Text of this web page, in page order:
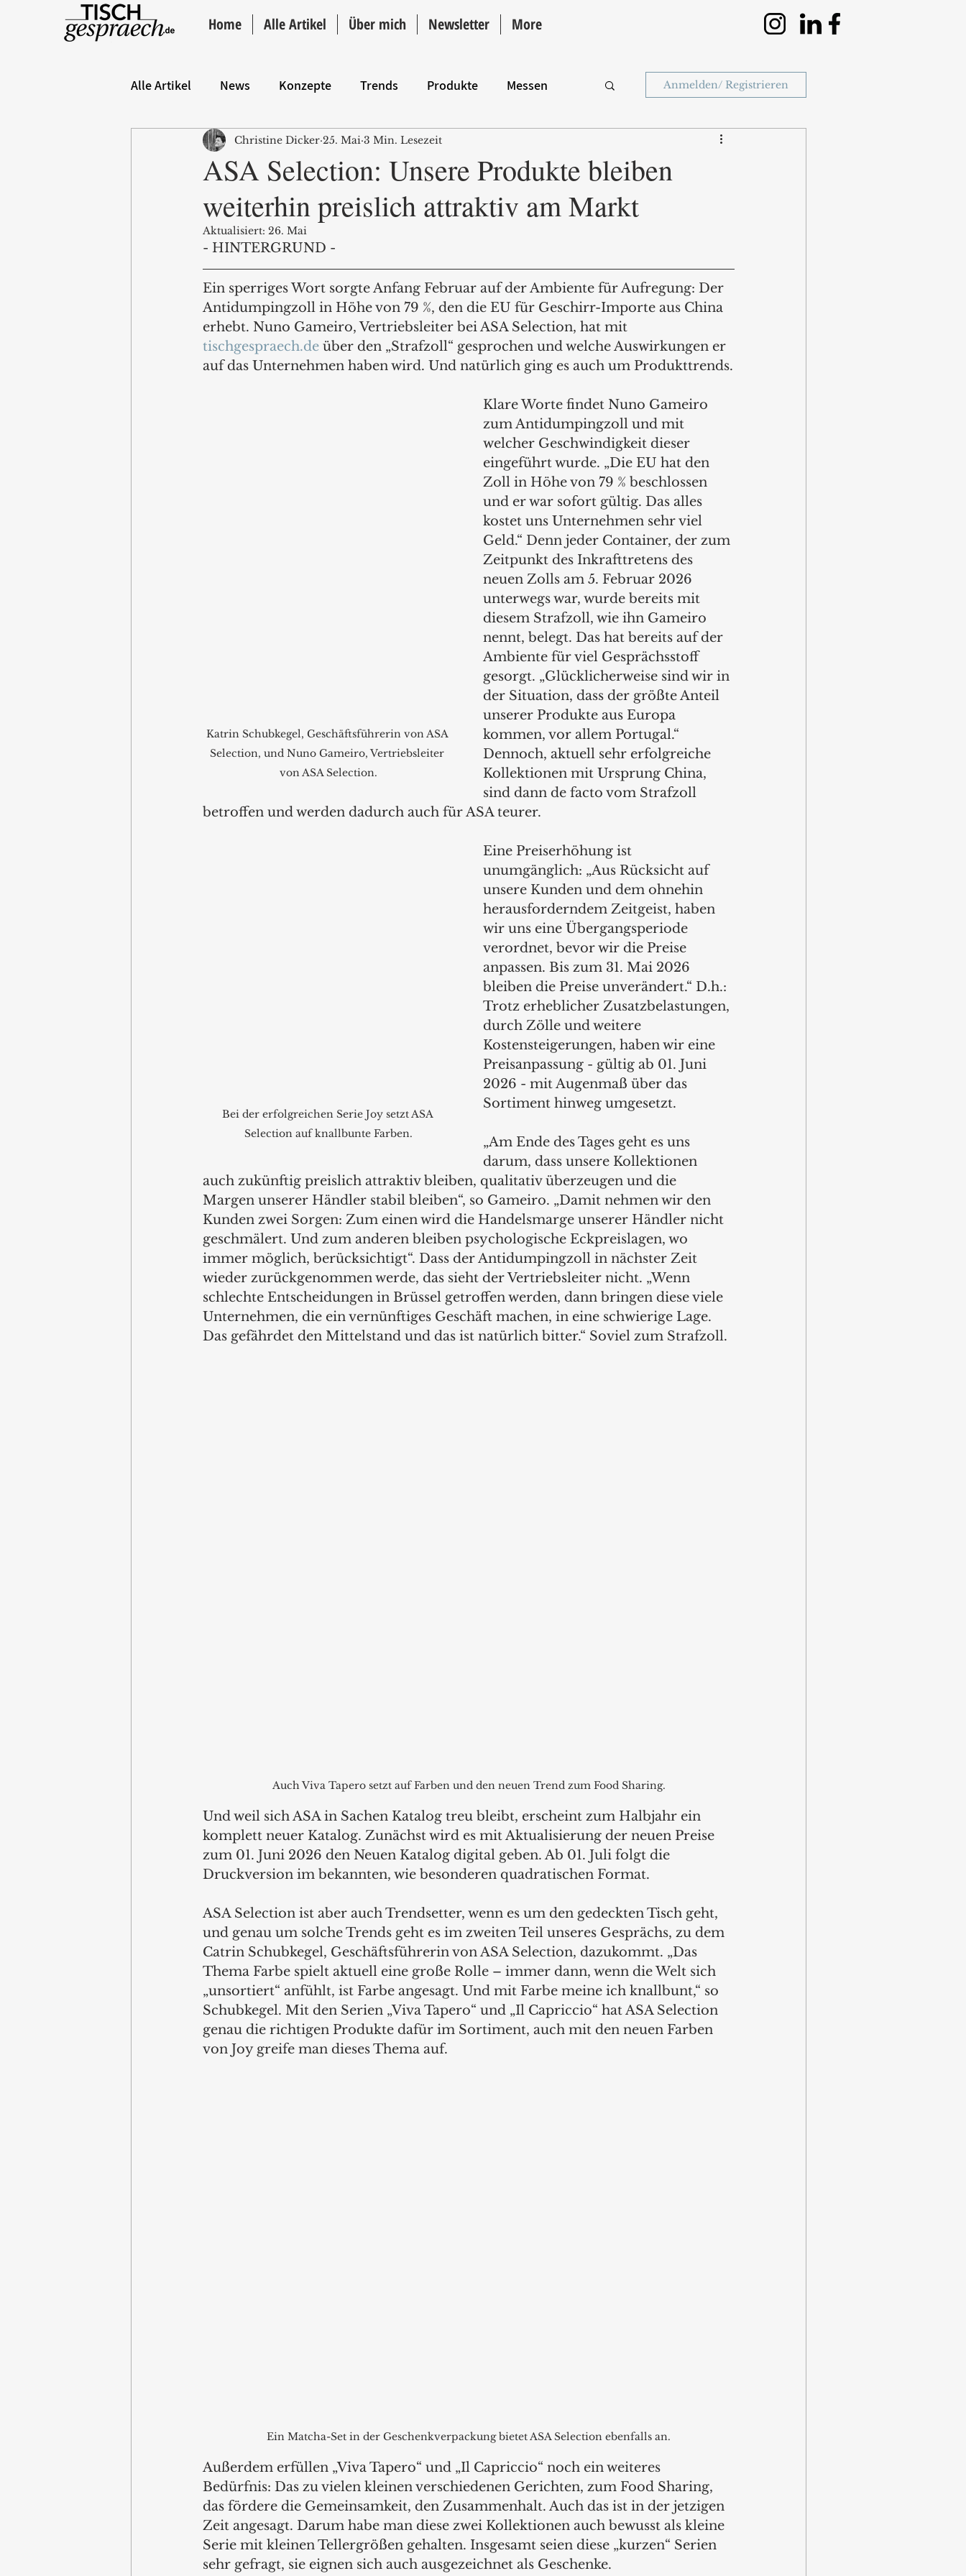
Home Alle Artikel Über mich Newsletter More
Alle Artikel News Konzepte Trends Produkte Messen
Hintergrund ANZEIGE Intro
Anmelden/ Registrieren
ASA Selection: Unsere Produkte bleiben
weiterhin preislich attraktiv am Markt
Christine Dicker 25. Mai 3 Min. Lesezeit
Aktualisiert: 26. Mai
- HINTERGRUND -
Ein sperriges Wort sorgte Anfang Februar auf der Ambiente für Aufregung: Der
Antidumpingzoll in Höhe von 79 %, den die EU für Geschirr-Importe aus China
erhebt. Nuno Gameiro, Vertriebsleiter bei ASA Selection, hat mit
tischgespraech.de über den „Strafzoll“ gesprochen und welche Auswirkungen er
auf das Unternehmen haben wird. Und natürlich ging es auch um Produkttrends.
Katrin Schubkegel, Geschäftsführerin von ASA
Selection, und Nuno Gameiro, Vertriebsleiter
von ASA Selection.
Klare Worte findet Nuno Gameiro
zum Antidumpingzoll und mit
welcher Geschwindigkeit dieser
eingeführt wurde. „Die EU hat den
Zoll in Höhe von 79 % beschlossen
und er war sofort gültig. Das alles
kostet uns Unternehmen sehr viel
Geld.“ Denn jeder Container, der zum
Zeitpunkt des Inkrafttretens des
neuen Zolls am 5. Februar 2026
unterwegs war, wurde bereits mit
diesem Strafzoll, wie ihn Gameiro
nennt, belegt. Das hat bereits auf der
Ambiente für viel Gesprächsstoff
gesorgt. „Glücklicherweise sind wir in
der Situation, dass der größte Anteil
unserer Produkte aus Europa
kommen, vor allem Portugal.“
Dennoch, aktuell sehr erfolgreiche
Kollektionen mit Ursprung China,
sind dann de facto vom Strafzoll
betroffen und werden dadurch auch für ASA teurer.
Bei der erfolgreichen Serie Joy setzt ASA
Selection auf knallbunte Farben.
Eine Preiserhöhung ist
unumgänglich: „Aus Rücksicht auf
unsere Kunden und dem ohnehin
herausforderndem Zeitgeist, haben
wir uns eine Übergangsperiode
verordnet, bevor wir die Preise
anpassen. Bis zum 31. Mai 2026
bleiben die Preise unverändert.“ D.h.:
Trotz erheblicher Zusatzbelastungen,
durch Zölle und weitere
Kostensteigerungen, haben wir eine
Preisanpassung - gültig ab 01. Juni
2026 - mit Augenmaß über das
Sortiment hinweg umgesetzt.
„Am Ende des Tages geht es uns
darum, dass unsere Kollektionen
auch zukünftig preislich attraktiv bleiben, qualitativ überzeugen und die
Margen unserer Händler stabil bleiben“, so Gameiro. „Damit nehmen wir den
Kunden zwei Sorgen: Zum einen wird die Handelsmarge unserer Händler nicht
geschmälert. Und zum anderen bleiben psychologische Eckpreislagen, wo
immer möglich, berücksichtigt“. Dass der Antidumpingzoll in nächster Zeit
wieder zurückgenommen werde, das sieht der Vertriebsleiter nicht. „Wenn
schlechte Entscheidungen in Brüssel getroffen werden, dann bringen diese viele
Unternehmen, die ein vernünftiges Geschäft machen, in eine schwierige Lage.
Das gefährdet den Mittelstand und das ist natürlich bitter.“ Soviel zum Strafzoll.
Auch Viva Tapero setzt auf Farben und den neuen Trend zum Food Sharing.
Und weil sich ASA in Sachen Katalog treu bleibt, erscheint zum Halbjahr ein
komplett neuer Katalog. Zunächst wird es mit Aktualisierung der neuen Preise
zum 01. Juni 2026 den Neuen Katalog digital geben. Ab 01. Juli folgt die
Druckversion im bekannten, wie besonderen quadratischen Format.
ASA Selection ist aber auch Trendsetter, wenn es um den gedeckten Tisch geht,
und genau um solche Trends geht es im zweiten Teil unseres Gesprächs, zu dem
Catrin Schubkegel, Geschäftsführerin von ASA Selection, dazukommt. „Das
Thema Farbe spielt aktuell eine große Rolle – immer dann, wenn die Welt sich
„unsortiert“ anfühlt, ist Farbe angesagt. Und mit Farbe meine ich knallbunt,“ so
Schubkegel. Mit den Serien „Viva Tapero“ und „Il Capriccio“ hat ASA Selection
genau die richtigen Produkte dafür im Sortiment, auch mit den neuen Farben
von Joy greife man dieses Thema auf.
Ein Matcha-Set in der Geschenkverpackung bietet ASA Selection ebenfalls an.
Außerdem erfüllen „Viva Tapero“ und „Il Capriccio“ noch ein weiteres
Bedürfnis: Das zu vielen kleinen verschiedenen Gerichten, zum Food Sharing,
das fördere die Gemeinsamkeit, den Zusammenhalt. Auch das ist in der jetzigen
Zeit angesagt. Darum habe man diese zwei Kollektionen auch bewusst als kleine
Serie mit kleinen Tellergrößen gehalten. Insgesamt seien diese „kurzen“ Serien
sehr gefragt, sie eignen sich auch ausgezeichnet als Geschenke.